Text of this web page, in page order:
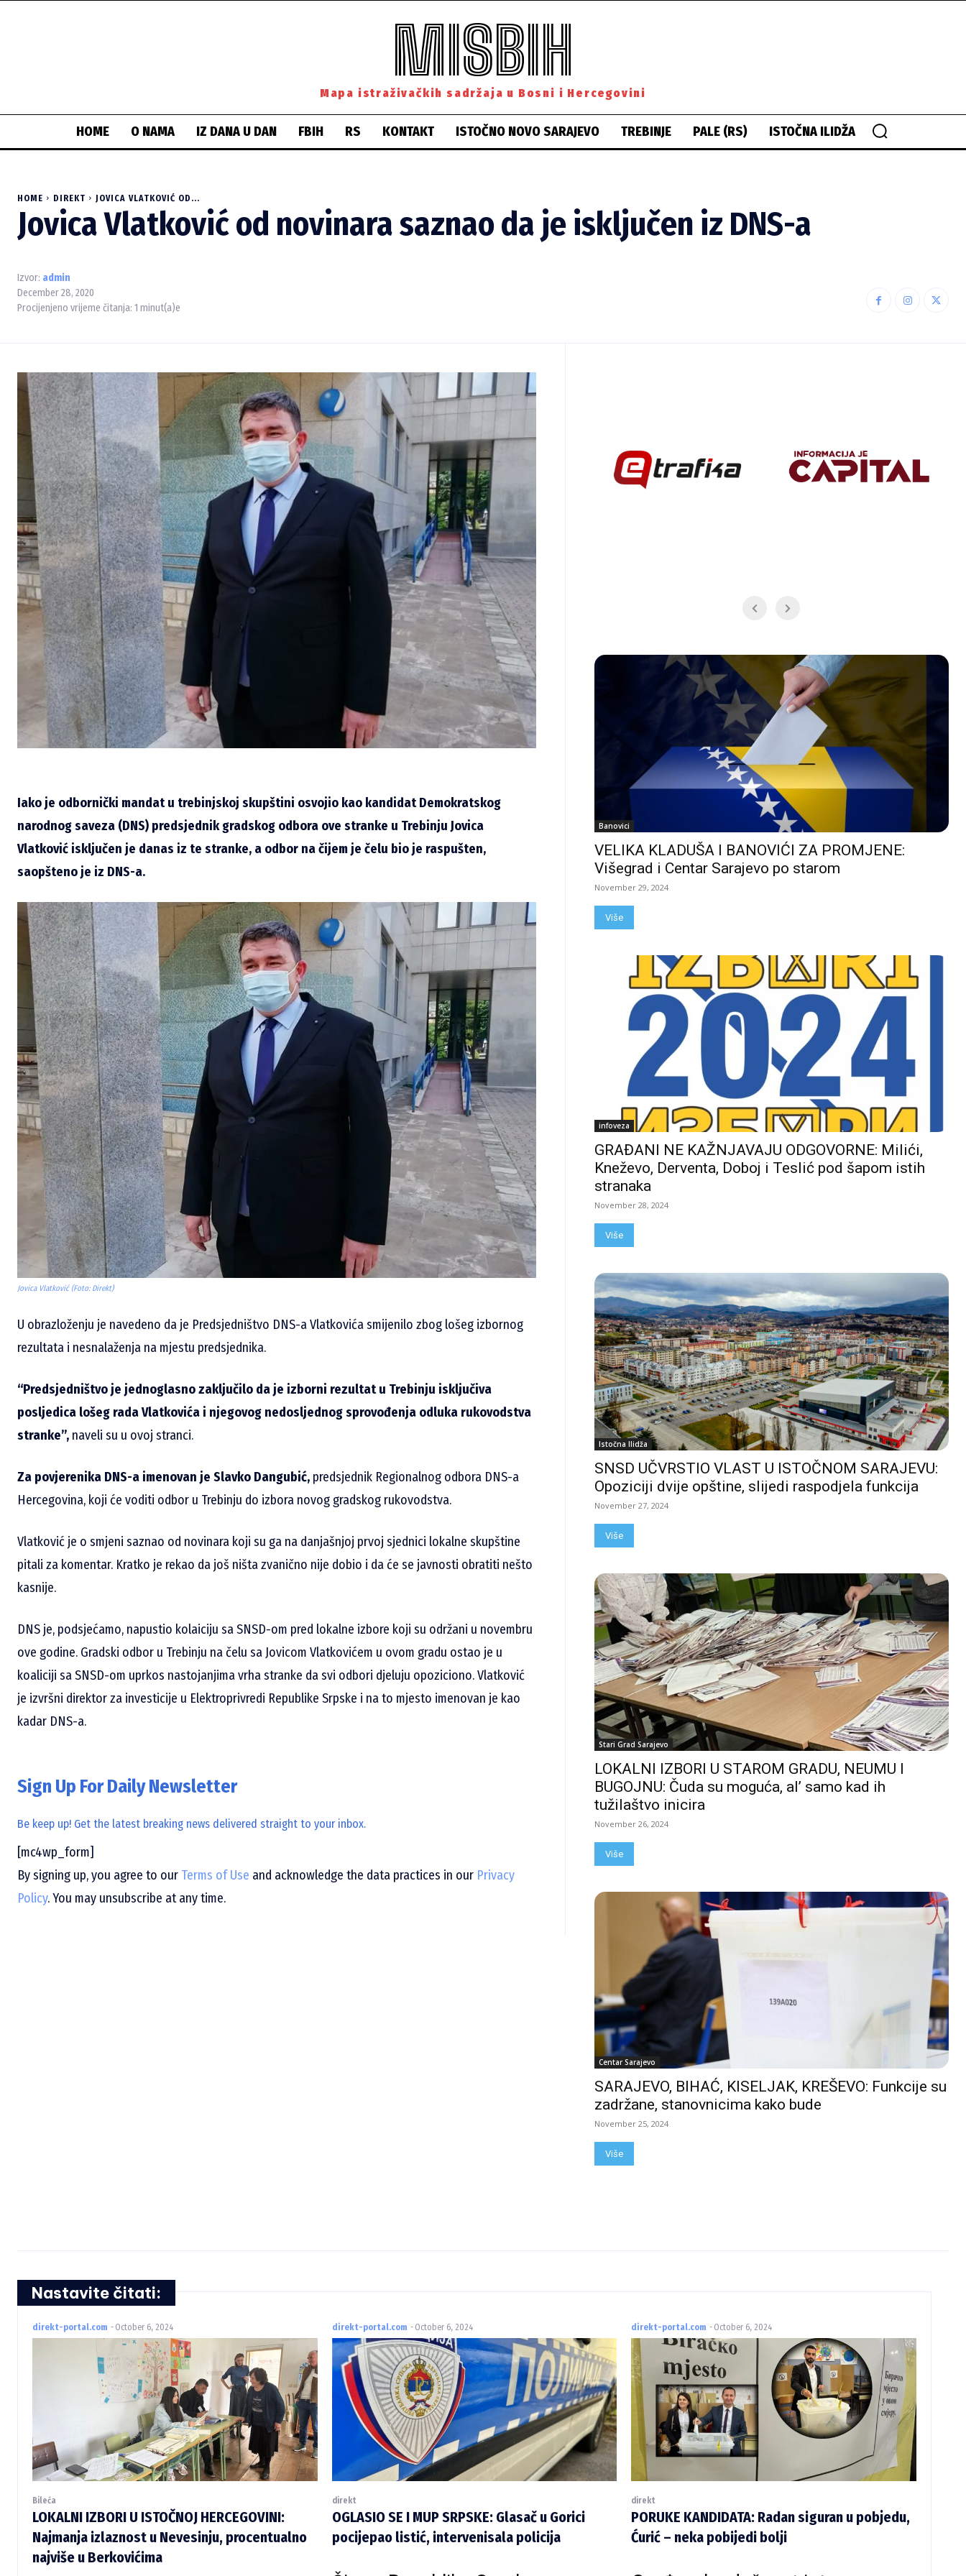
MISBIH
Mapa istraživačkih sadržaja u Bosni i Hercegovini
HOME O NAMA IZ DANA U DAN FBIH RS KONTAKT ISTOČNO NOVO SARAJEVO TREBINJE PALE (RS) ISTOČNA ILIDŽA
HOME DIREKT JOVICA VLATKOVIĆ OD...
Jovica Vlatković od novinara saznao da je isključen iz DNS-a
Izvor: admin
December 28, 2020
Procijenjeno vrijeme čitanja: 1 minut(a)e
Iako je odbornički mandat u trebinjskoj skupštini osvojio kao kandidat Demokratskog
narodnog saveza (DNS) predsjednik gradskog odbora ove stranke u Trebinju Jovica
Vlatković isključen je danas iz te stranke, a odbor na čijem je čelu bio je raspušten,
saopšteno je iz DNS-a.
Jovica Vlatković (Foto: Direkt)
U obrazloženju je navedeno da je Predsjedništvo DNS-a Vlatkovića smijenilo zbog lošeg izbornog
rezultata i nesnalaženja na mjestu predsjednika.
“Predsjedništvo je jednoglasno zaključilo da je izborni rezultat u Trebinju isključiva
posljedica lošeg rada Vlatkovića i njegovog nedosljednog sprovođenja odluka rukovodstva
stranke”, naveli su u ovoj stranci.
Za povjerenika DNS-a imenovan je Slavko Dangubić, predsjednik Regionalnog odbora DNS-a
Hercegovina, koji će voditi odbor u Trebinju do izbora novog gradskog rukovodstva.
Vlatković je o smjeni saznao od novinara koji su ga na danjašnjoj prvoj sjednici lokalne skupštine
pitali za komentar. Kratko je rekao da još ništa zvanično nije dobio i da će se javnosti obratiti nešto
kasnije.
DNS je, podsjećamo, napustio kolaiciju sa SNSD-om pred lokalne izbore koji su održani u novembru
ove godine. Gradski odbor u Trebinju na čelu sa Jovicom Vlatkovićem u ovom gradu ostao je u
koaliciji sa SNSD-om uprkos nastojanjima vrha stranke da svi odbori djeluju opoziciono. Vlatković
je izvršni direktor za investicije u Elektroprivredi Republike Srpske i na to mjesto imenovan je kao
kadar DNS-a.
Sign Up For Daily Newsletter
Be keep up! Get the latest breaking news delivered straight to your inbox.
[mc4wp_form]
By signing up, you agree to our Terms of Use and acknowledge the data practices in our Privacy
Policy. You may unsubscribe at any time.
Banovici
VELIKA KLADUŠA I BANOVIĆI ZA PROMJENE:
Višegrad i Centar Sarajevo po starom
November 29, 2024
Više
infoveza
GRAĐANI NE KAŽNJAVAJU ODGOVORNE: Milići,
Kneževo, Derventa, Doboj i Teslić pod šapom istih
stranaka
November 28, 2024
Više
Istočna Ilidža
SNSD UČVRSTIO VLAST U ISTOČNOM SARAJEVU:
Opoziciji dvije opštine, slijedi raspodjela funkcija
November 27, 2024
Više
Stari Grad Sarajevo
LOKALNI IZBORI U STAROM GRADU, NEUMU I
BUGOJNU: Čuda su moguća, al’ samo kad ih
tužilaštvo inicira
November 26, 2024
Više
Centar Sarajevo
SARAJEVO, BIHAĆ, KISELJAK, KREŠEVO: Funkcije su
zadržane, stanovnicima kako bude
November 25, 2024
Više
Nastavite čitati:
direkt-portal.com - October 6, 2024
Bileća
LOKALNI IZBORI U ISTOČNOJ HERCEGOVINI:
Najmanja izlaznost u Nevesinju, procentualno
najviše u Berkovićima
direkt-portal.com - October 6, 2024
direkt
OGLASIO SE I MUP SRPSKE: Glasač u Gorici
pocijepao listić, intervenisala policija
direkt-portal.com - October 6, 2024
direkt
PORUKE KANDIDATA: Radan siguran u pobjedu,
Ćurić – neka pobijedi bolji